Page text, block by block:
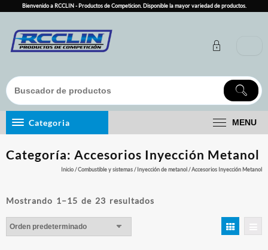
content
Bienvenido a RCCLIN - Productos de Competicion. Disponible la mayor variedad de productos.
Categoria MENU
Categoría: Accesorios Inyección Metanol
Inicio/Combustible y sistemas/Inyección de metanol/ Accesorios Inyección Metanol
Mostrando 1–15 de 23 resultados